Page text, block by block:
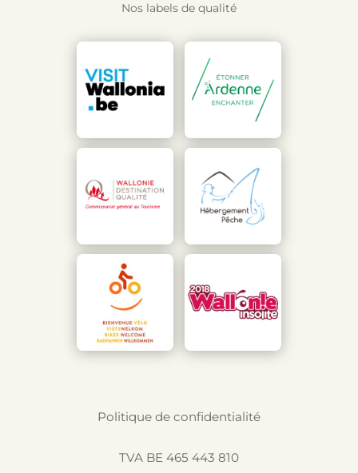
Nos labels de qualité
Politique de confidentialité
TVA BE 465 443 810